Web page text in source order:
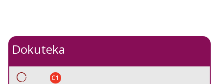
Dokuteka
C1